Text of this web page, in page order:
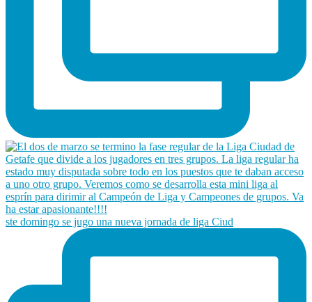
ste domingo se jugo una nueva jornada de liga Ciud